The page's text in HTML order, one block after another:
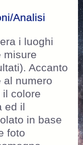
Analisi
i luoghi
misure
Accanto
al numero
il colore
ed il
in base
foto